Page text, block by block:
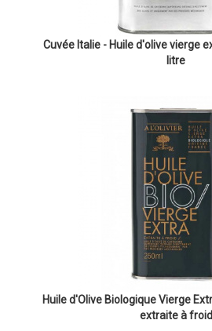
Cuvée Italie - Huile d'olive vierge
litre
Huile d'Olive Biologique Vierge
extraite à froid